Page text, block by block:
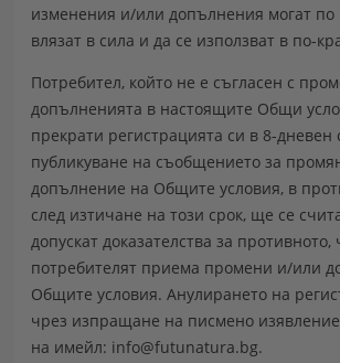
изменения и/или допълнения могат
влязат в сила и да се използват в по-
Потребител, който не е съгласен с
допълненията в настоящите Общи
прекрати регистрацията си в 8-дневен
публикуване на съобщението за
допълнение на Общите условия, в
след изтичане на този срок, ще се
допускат доказателства за противното,
потребителят приема промени и/или
Общите условия. Анулирането на
чрез изпращане на писмено
на имейл: info@futunatura.bg.